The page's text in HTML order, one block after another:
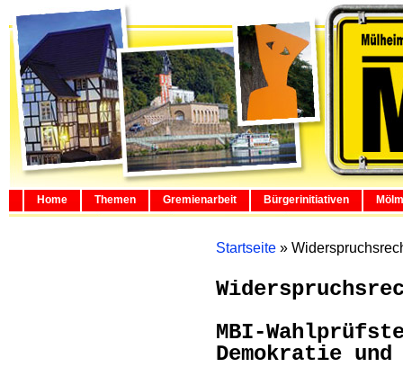
Home Themen Gremienarbeit Bürgerinitiativen
Startseite »
MBI-
Demokratie